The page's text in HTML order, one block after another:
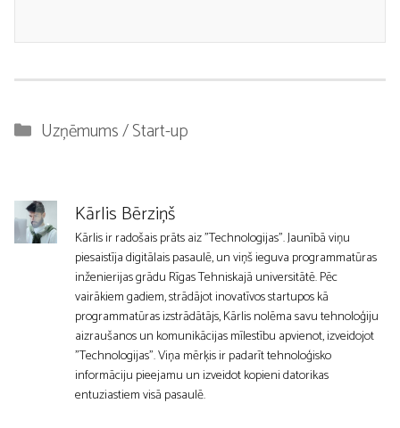
Kategorijas
Uzņēmums / Start-up
Kārlis Bērziņš
Kārlis ir radošais prāts aiz "Technologijas". Jaunībā viņu
piesaistīja digitālais pasaulē, un viņš ieguva programmatūras
inženierijas grādu Rīgas Tehniskajā universitātē. Pēc
vairākiem gadiem, strādājot inovatīvos startupos kā
programmatūras izstrādātājs, Kārlis nolēma savu tehnoloģiju
aizraušanos un komunikācijas mīlestību apvienot, izveidojot
"Technologijas". Viņa mērķis ir padarīt tehnoloģisko
informāciju pieejamu un izveidot kopieni datorikas
entuziastiem visā pasaulē.